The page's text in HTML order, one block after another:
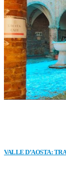
VALLE D’AOSTA: